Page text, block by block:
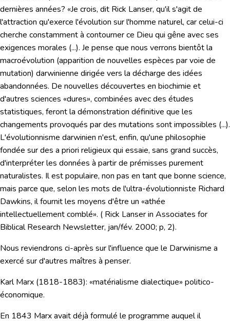
dernières années? «Je crois, dit Rick Lanser, qu'il s'agit de
l'attraction qu'exerce l'évolution sur l'homme naturel, car celui-ci
cherche constamment à contourner ce Dieu qui gêne avec ses
exigences morales (...). Je pense que nous verrons bientôt la
macroévolution (apparition de nouvelles espèces par voie de
mutation) darwinienne dirigée vers la décharge des idées
abandonnées. De nouvelles découvertes en biochimie et
d'autres sciences «dures», combinées avec des études
statistiques, feront la démonstration définitive que les
changements provoqués par des mutations sont impossibles (...).
L'évolutionnisme darwinien n'est, enfin, qu'une philosophie
fondée sur des a priori religieuxqui essaie, sans grand succès,
d'interpréter les données à partir de prémisses purement
naturalistes. Il est populaire, non pas en tant que bonne science,
mais parce que, selon les mots de l'ultra-évolutionniste Richard
Dawkins, il fournit les moyens d'être un «athée
intellectuellement comblé». ( Rick Lanser in Associates for
Biblical Research Newsletter, jan/fév. 2000; p, 2).
Nous reviendrons ci-après sur l'influence que le Darwinisme a
exercé sur d'autres maîtres à penser.
Karl Marx (1818-1883): «matérialisme dialectique» politico-
économique.
En 1843 Marx avait déjà formulé le programme auquel il